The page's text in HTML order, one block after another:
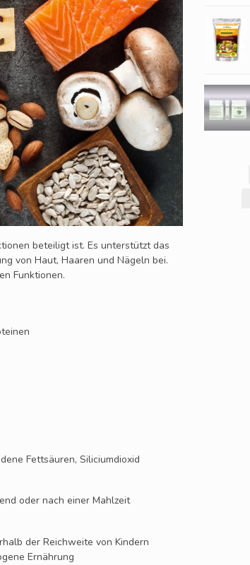
beteiligt ist. Es unterstützt das
von Haut, Haaren und Nägeln bei.
Funktionen.
Fettsäuren, Siliciumdioxid
oder nach einer Mahlzeit
der Reichweite von Kindern
Ernährung